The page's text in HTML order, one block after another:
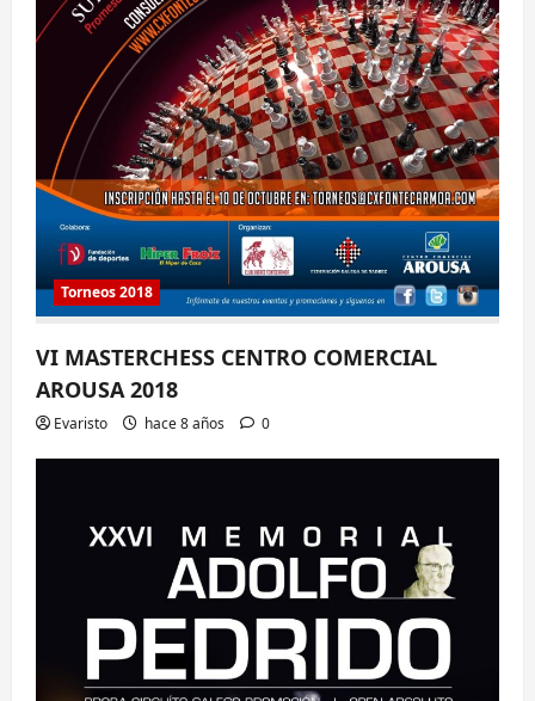
Torneos 2018
VI MASTERCHESS CENTRO COMERCIAL
AROUSA 2018
Evaristo hace 8 años 0